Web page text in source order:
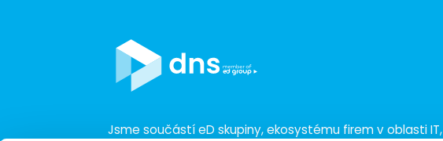
Jsme součástí eD skupiny, ekosystému firem v oblasti IT,